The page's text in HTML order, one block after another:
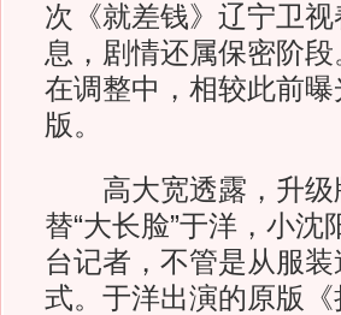
次《就差钱》辽宁卫
息，剧情还属保密阶
在调整中，相较此前
版。
高大宽透露，升级
替“大长脸”于洋，小
台记者，不管是从服
式。于洋出演的原版